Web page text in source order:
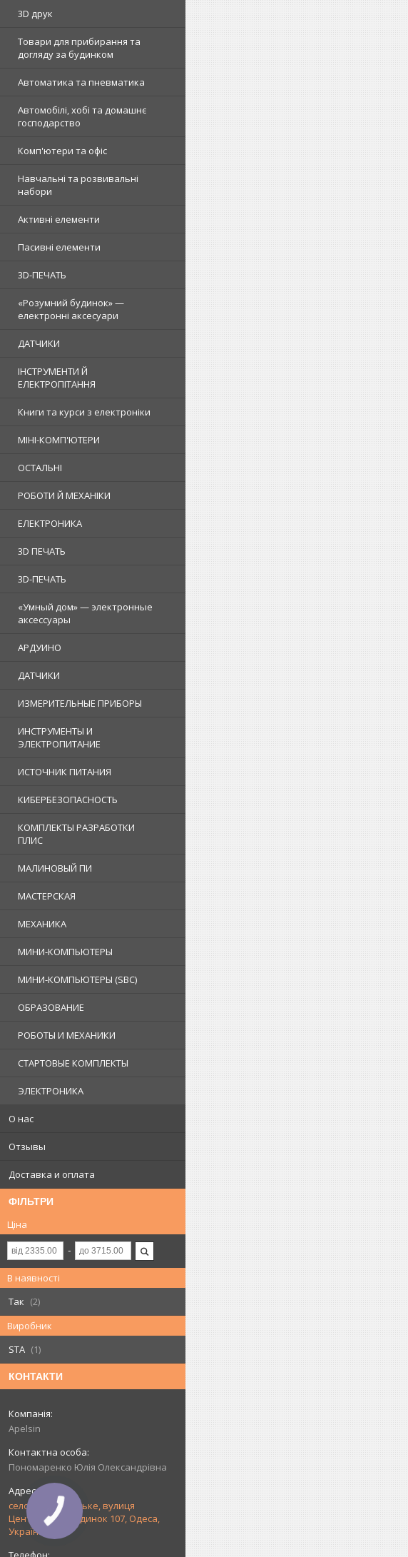
3D друк
Товари для прибирання та
догляду за будинком
Автоматика та пневматика
Автомобілі, хобі та домашнє
господарство
Комп'ютери та офіс
Навчальні та розвивальні
набори
Активні елементи
Пасивні елементи
3D-ПЕЧАТЬ
«Розумний будинок» —
електронні аксесуари
ДАТЧИКИ
ІНСТРУМЕНТИ Й
ЕЛЕКТРОПІТАННЯ
Книги та курси з електроніки
МІНІ-КОМП'ЮТЕРИ
ОСТАЛЬНІ
РОБОТИ Й МЕХАНІКИ
ЕЛЕКТРОНИКА
3D ПЕЧАТЬ
3D-ПЕЧАТЬ
«Умный дом» — электронные
аксессуары
АРДУИНО
ДАТЧИКИ
ИЗМЕРИТЕЛЬНЫЕ ПРИБОРЫ
ИНСТРУМЕНТЫ И
ЭЛЕКТРОПИТАНИЕ
ИСТОЧНИК ПИТАНИЯ
КИБЕРБЕЗОПАСНОСТЬ
КОМПЛЕКТЫ РАЗРАБОТКИ
ПЛИС
МАЛИНОВЫЙ ПИ
МАСТЕРСКАЯ
МЕХАНИКА
МИНИ-КОМПЬЮТЕРЫ
МИНИ-КОМПЬЮТЕРЫ (SBC)
ОБРАЗОВАНИЕ
РОБОТЫ И МЕХАНИКИ
СТАРТОВЫЕ КОМПЛЕКТЫ
ЭЛЕКТРОНИКА
О нас
Отзывы
Доставка и оплата
ФІЛЬТРИ
Ціна
В наявності
Так
2
Виробник
STA
1
КОНТАКТИ
Apelsin
Пономаренко Юлія Олександрівна
село Прилиманське, вулиця
Центральна, будинок 107, Одеса,
Україна